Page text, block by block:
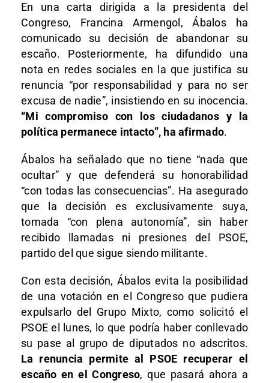
En una carta dirigida a la presidenta del
Congreso, Francina Armengol, Ábalos ha
comunicado su decisión de abandonar su
escaño. Posteriormente, ha difundido una
nota en redes sociales en la que justifica su
renuncia “por responsabilidad y para no ser
excusa de nadie”, insistiendo en su inocencia.
“Mi compromiso con los ciudadanos y la
política permanece intacto”, ha afirmado.
Ábalos ha señalado que no tiene “nada que
ocultar” y que defenderá su honorabilidad
“con todas las consecuencias”. Ha asegurado
que la decisión es exclusivamente suya,
tomada “con plena autonomía”, sin haber
recibido llamadas ni presiones del PSOE,
partido del que sigue siendo militante.
Con esta decisión, Ábalos evita la posibilidad
de una votación en el Congreso que pudiera
expulsarlo del Grupo Mixto, como solicitó el
PSOE el lunes, lo que podría haber conllevado
su pase al grupo de diputados no adscritos.
La renuncia permite al PSOE recuperar el
escaño en el Congreso, que pasará ahora a